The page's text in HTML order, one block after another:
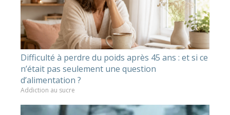
Difficulté à perdre du poids après 45 ans : et si ce
n’était pas seulement une question
d’alimentation ?
Addiction au sucre